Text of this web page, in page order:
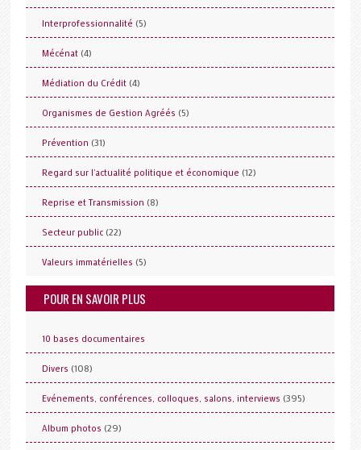
Interprofessionnalité (5)
Mécénat (4)
Médiation du Crédit (4)
Organismes de Gestion Agréés (5)
Prévention (31)
Regard sur l'actualité politique et économique (12)
Reprise et Transmission (8)
Secteur public (22)
Valeurs immatérielles (5)
POUR EN SAVOIR PLUS
10 bases documentaires
Divers (108)
Evénements, conférences, colloques, salons, interviews (395)
Album photos (29)